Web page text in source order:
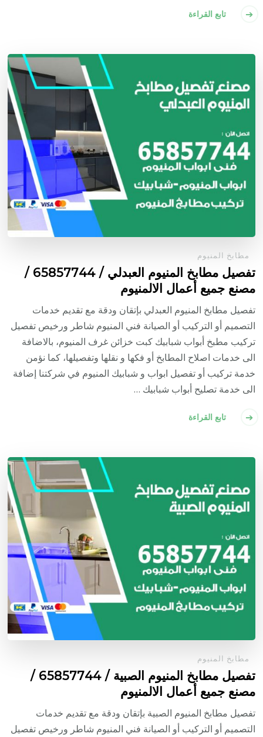
تابع القراءة
مطابخ المنيوم
تفصيل مطابخ المنيوم العبدلي / 65857744 /
مصنع جميع أعمال الالمنيوم
تفصيل مطابخ المنيوم العبدلي بإتقان ودقة مع تقديم خدمات
التصميم أو التركيب أو الصيانة فني المنيوم شاطر ورخيص تفصيل
تركيب مطبخ أبواب شبابيك كبت خزائن غرف المنيوم، بالاضافة
الى خدمات اصلاح المطابخ أو فكها و نقلها وتفصيلها، كما نؤمن
خدمة تركيب أو تفصيل ابواب و شبابيك المنيوم في شركتنا إضافة
الى خدمة تصليح أبواب شبابيك …
تابع القراءة
مطابخ المنيوم
تفصيل مطابخ المنيوم الصبية / 65857744 /
مصنع جميع أعمال الالمنيوم
تفصيل مطابخ المنيوم الصبية بإتقان ودقة مع تقديم خدمات
التصميم أو التركيب أو الصيانة فني المنيوم شاطر ورخيص تفصيل